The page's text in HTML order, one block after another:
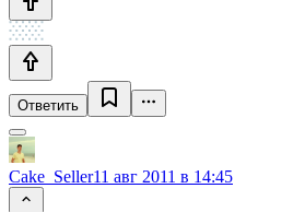
Ответить
Cake_Seller11 авг 2011 в 14:45